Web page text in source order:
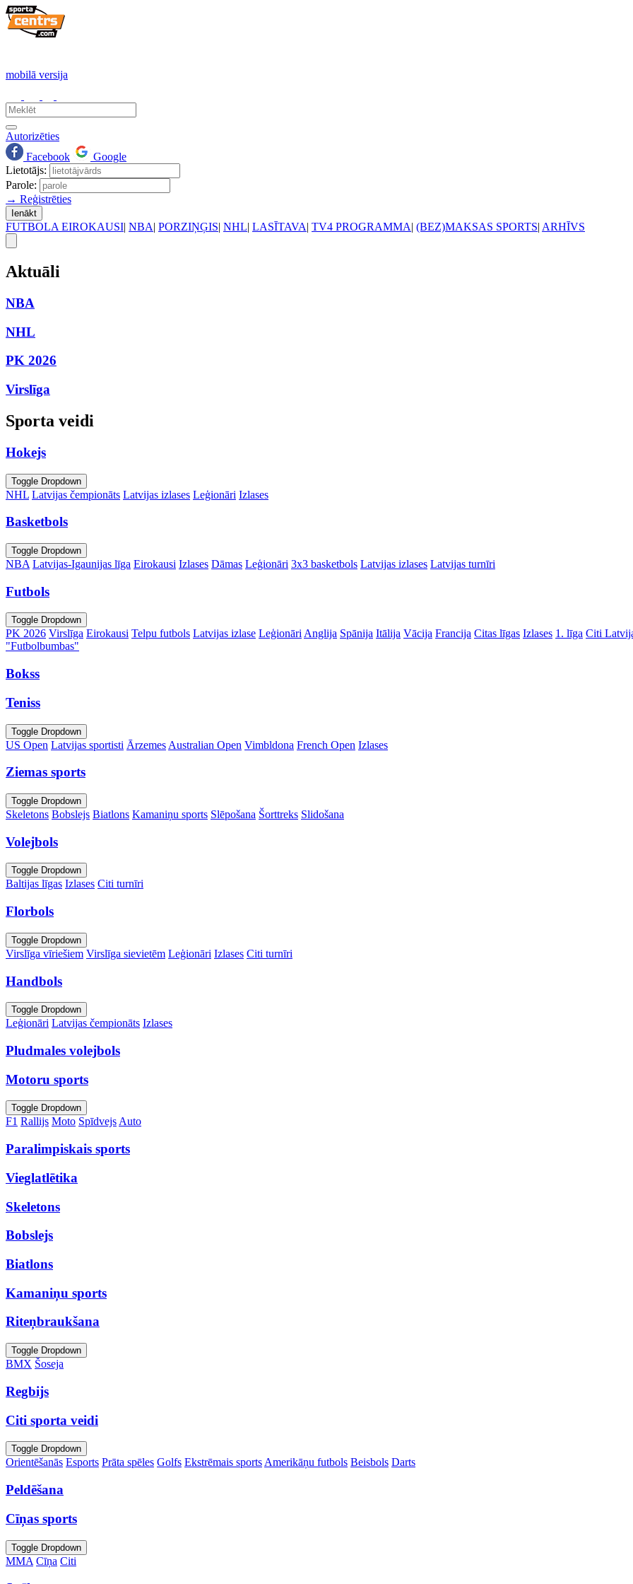
mobilā versija
Autorizēties
Facebook
Google
Lietotājs:
Parole:
→ Reģistrēties
Ienākt
FUTBOLA EIROKAUSI| NBA| PORZIŅĢIS| NHL| LASĪTAVA| TV4 PROGRAMMA| (BEZ)MAKSAS SPORTS| ARHĪVS
Aktuāli
NBA
NHL
PK 2026
Virslīga
Sporta veidi
Hokejs
Toggle Dropdown
NHL Latvijas čempionāts Latvijas izlases Leģionāri Izlases
Basketbols
Toggle Dropdown
NBA Latvijas-Igaunijas līga Eirokausi Izlases Dāmas Leģionāri 3x3 basketbols Latvijas izlases Latvijas turnīri
Futbols
Toggle Dropdown
PK 2026 Virslīga Eirokausi Telpu futbols Latvijas izlase Leģionāri Anglija Spānija Itālija Vācija Francija Citas līgas Izlases 1. līga Citi
"Futbolbumbas"
Bokss
Teniss
Toggle Dropdown
US Open Latvijas sportisti Ārzemes Australian Open Vimbldona French Open Izlases
Ziemas sports
Toggle Dropdown
Skeletons Bobslejs Biatlons Kamaniņu sports Slēpošana Šorttreks Slidošana
Volejbols
Toggle Dropdown
Baltijas līgas Izlases Citi turnīri
Florbols
Toggle Dropdown
Virslīga vīriešiem Virslīga sievietēm Leģionāri Izlases Citi turnīri
Handbols
Toggle Dropdown
Leģionāri Latvijas čempionāts Izlases
Pludmales volejbols
Motoru sports
Toggle Dropdown
F1 Rallijs Moto SpīdvejsAuto
Paralimpiskais sports
Vieglatlētika
Skeletons
Bobslejs
Biatlons
Kamaniņu sports
Riteņbraukšana
Toggle Dropdown
BMX Šoseja
Regbijs
Citi sporta veidi
Toggle Dropdown
Orientēšanās Esports Prāta spēles Golfs Ekstrēmais sports Amerikāņu futbols Beisbols Darts
Peldēšana
Cīņas sports
Toggle Dropdown
MMA Cīņa Citi